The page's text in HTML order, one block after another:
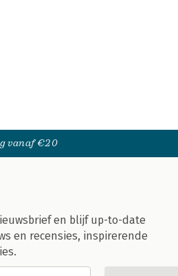
vanaf €20
en blijf up-to-date
en recensies, inspirerende